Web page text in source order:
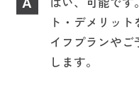
A
ト・デメリッ
イフプランや
します。